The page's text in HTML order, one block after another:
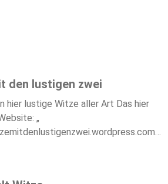
den lustigen zwei
hier lustige Witze aller Art Das hier
„